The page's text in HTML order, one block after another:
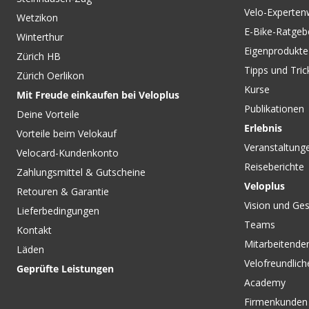
Wetzikon
Winterthur
Zürich HB
Zürich Oerlikon
Mit Freude einkaufen bei Veloplus
Deine Vorteile
Vorteile beim Velokauf
Velocard-Kundenkonto
Zahlungsmittel & Gutscheine
Retouren & Garantie
Lieferbedingungen
Kontakt
Läden
Geprüfte Leistungen
Velo-
E-Bike-
Eigenprodukte
Tipps und
Kurse
Publikationen
Erlebnis
Reiseberichte
Veloplus
Vision und
Teams
Academy
Firmenkunden